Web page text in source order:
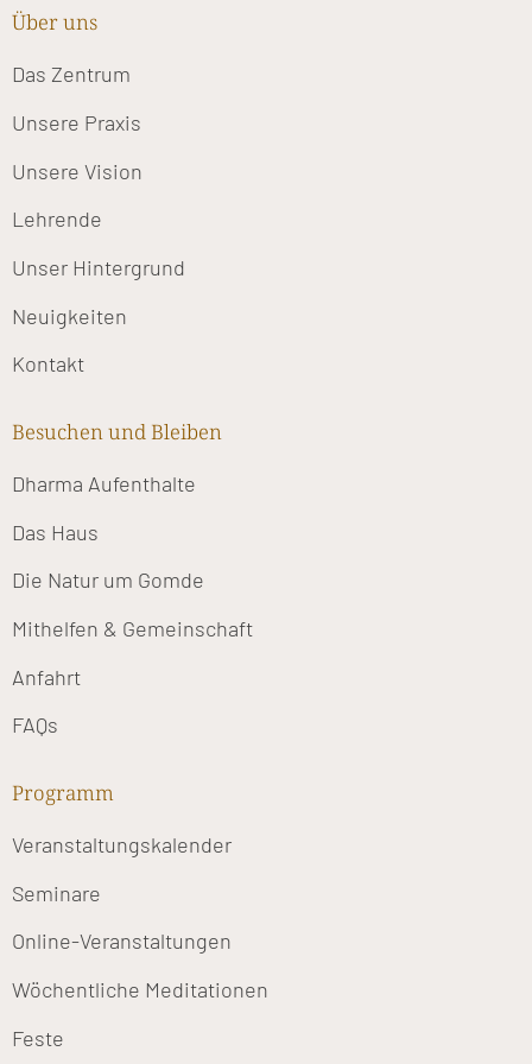
Über uns
Das Zentrum
Unsere Praxis
Unsere Vision
Lehrende
Unser Hintergrund
Neuigkeiten
Kontakt
Besuchen und Bleiben
Dharma Aufenthalte
Das Haus
Die Natur um Gomde
Mithelfen & Gemeinschaft
Anfahrt
FAQs
Programm
Veranstaltungskalender
Seminare
Online-Veranstaltungen
Wöchentliche Meditationen
Feste